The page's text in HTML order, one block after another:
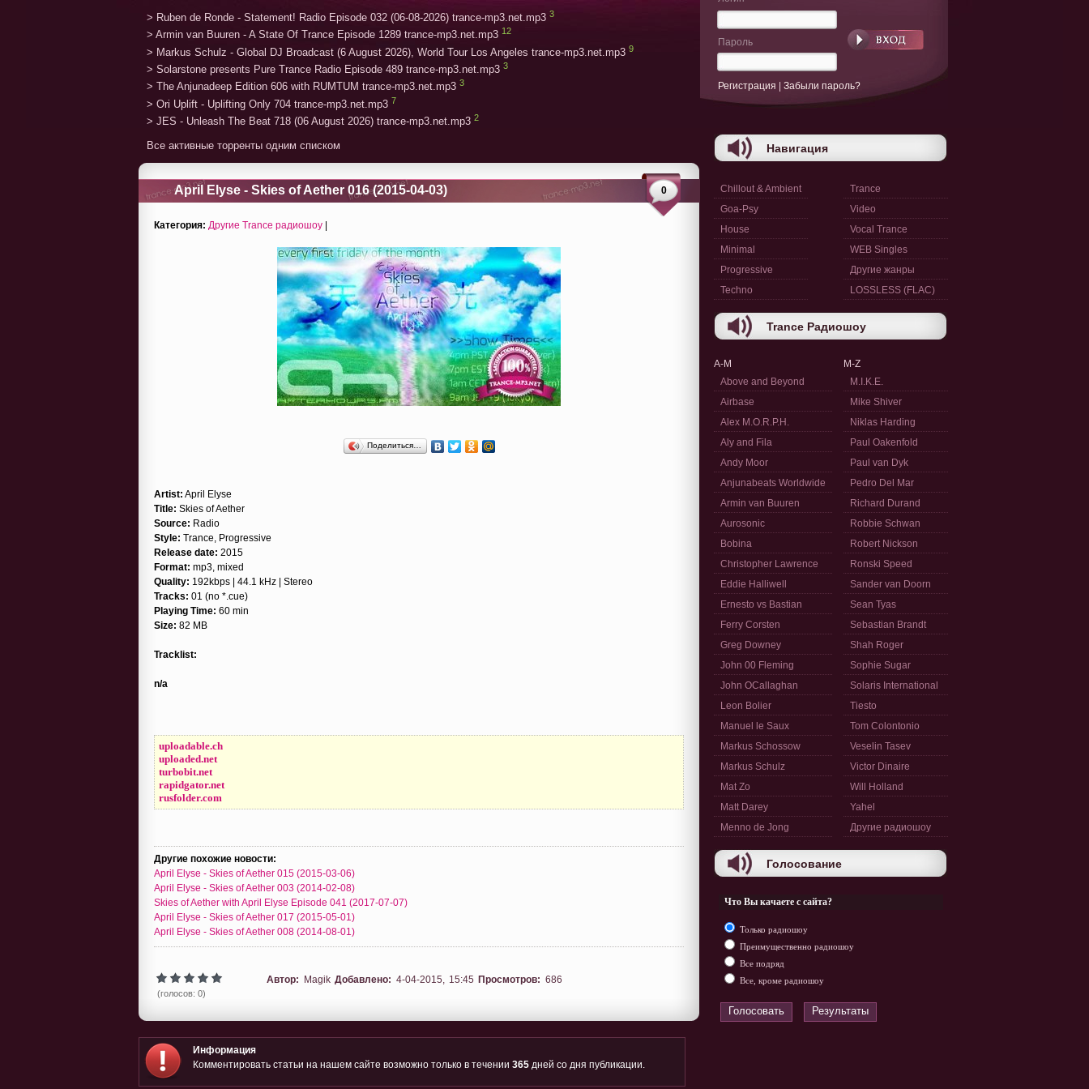
> Ruben de Ronde - Statement! Radio Episode 032 (06-08-2026) trance-mp3.net.mp3 3
> Armin van Buuren - A State Of Trance Episode 1289 trance-mp3.net.mp3 12
> Markus Schulz - Global DJ Broadcast (6 August 2026), World Tour Los Angeles trance-mp3.net.mp3 9
> Solarstone presents Pure Trance Radio Episode 489 trance-mp3.net.mp3 3
> The Anjunadeep Edition 606 with RUMTUM trance-mp3.net.mp3 3
> Ori Uplift - Uplifting Only 704 trance-mp3.net.mp3 7
> JES - Unleash The Beat 718 (06 August 2026) trance-mp3.net.mp3 2
Все активные торренты одним списком
April Elyse - Skies of Aether 016 (2015-04-03) 0
Категория: Другие Trance радиошоу |
Поделиться…
Artist: April Elyse
Title: Skies of Aether
Source: Radio
Style: Trance, Progressive
Release date: 2015
Format: mp3, mixed
Quality: 192kbps | 44.1 kHz | Stereo
Tracks: 01 (no *.cue)
Playing Time: 60 min
Size: 82 MB
Tracklist:
n/a
uploadable.ch
uploaded.net
turbobit.net
rapidgator.net
rusfolder.com
Другие похожие новости:
April Elyse - Skies of Aether 015 (2015-03-06)
April Elyse - Skies of Aether 003 (2014-02-08)
Skies of Aether with April Elyse Episode 041 (2017-07-07)
April Elyse - Skies of Aether 017 (2015-05-01)
April Elyse - Skies of Aether 008 (2014-08-01)
(голосов: 0)
Автор: Magik Добавлено: 4-04-2015, 15:45 Просмотров: 686
Информация
Комментировать статьи на нашем сайте возможно только в течении 365 дней со дня публикации.
Пароль
Регистрация Забыли пароль?
Навигация
Chillout & Ambient
Goa-Psy
House
Minimal
Progressive
Techno
Trance
Video
Vocal Trance
WEB Singles
Другие жанры
LOSSLESS (FLAC)
Trance Радиошоу
A-M
Above and Beyond
Airbase
Alex M.O.R.P.H.
Aly and Fila
Andy Moor
Anjunabeats Worldwide
Armin van Buuren
Aurosonic
Bobina
Christopher Lawrence
Eddie Halliwell
Ernesto vs Bastian
Ferry Corsten
Greg Downey
John 00 Fleming
John OCallaghan
Leon Bolier
Manuel le Saux
Markus Schossow
Markus Schulz
Mat Zo
Matt Darey
Menno de Jong
M-Z
M.I.K.E.
Mike Shiver
Niklas Harding
Paul Oakenfold
Paul van Dyk
Pedro Del Mar
Richard Durand
Robbie Schwan
Robert Nickson
Ronski Speed
Sander van Doorn
Sean Tyas
Sebastian Brandt
Shah Roger
Sophie Sugar
Solaris International
Tiesto
Tom Colontonio
Veselin Tasev
Victor Dinaire
Will Holland
Yahel
Другие радиошоу
Голосование
Что Вы качаете с сайта?
Только радиошоу
Преимущественно радиошоу
Все подряд
Все, кроме радиошоу
Голосовать Результаты